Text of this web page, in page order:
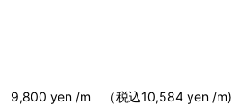
yen /m （税込10,584 yen /m)